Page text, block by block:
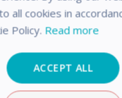
calibrare lo scanner
Come utilizzare le funzioni
i risultati della
all cookies in
Policy. Read more
ACCEPT ALL